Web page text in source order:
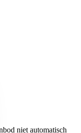
niet automatisch